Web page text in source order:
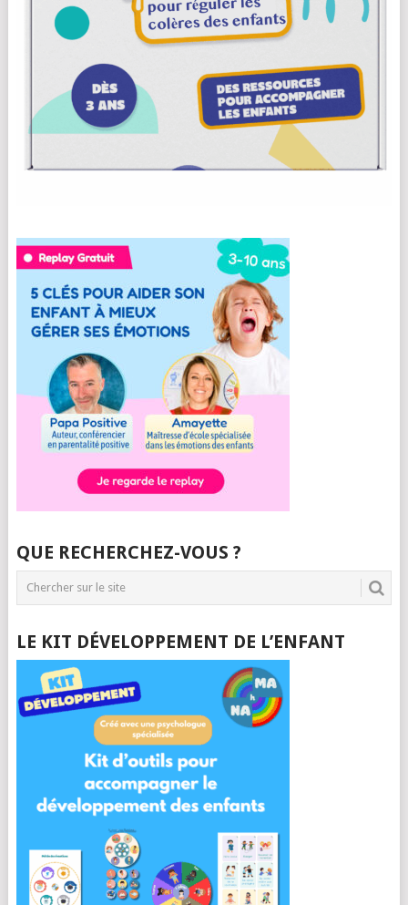
QUE RECHERCHEZ-VOUS ?
LE KIT DÉVELOPPEMENT DE L’ENFANT